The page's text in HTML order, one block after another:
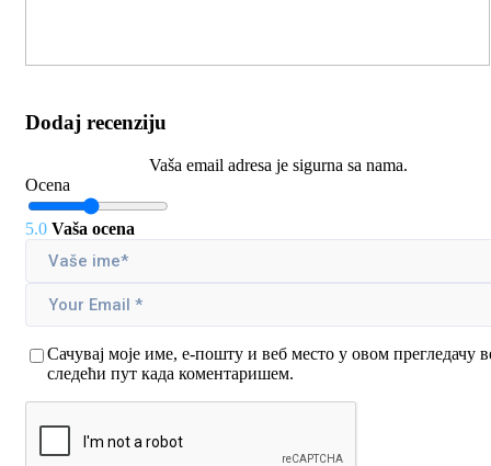
Dodaj recenziju
Vaša email adresa je sigurna sa nama.
Ocena
5.0 Vaša ocena
Сачувај моје име, е-пошту и веб место у овом прегледачу
следећи пут када коментаришем.